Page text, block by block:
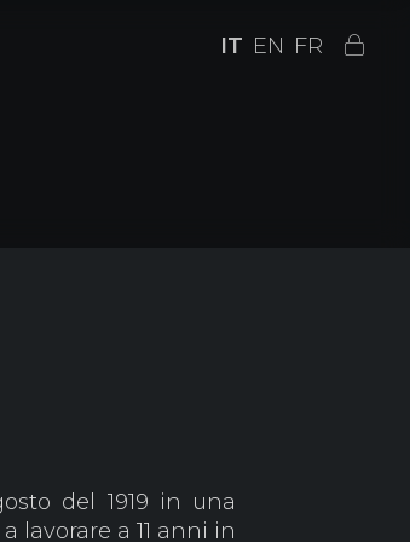
IT EN FR
del 1919 in una
lavorare a 11 anni in